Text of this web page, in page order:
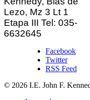
Lezo, Mz 3 Lt 1
Etapa III Tel: 035-
6632645
Facebook
Twitter
RSS Feed
© 2026 I.E. John F.